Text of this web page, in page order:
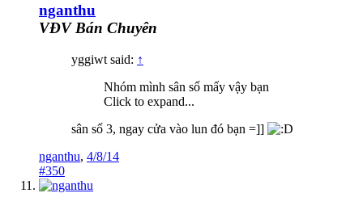
nganthu
VĐV Bán Chuyên
yggiwt said: ↑
Nhóm mình sân số mấy vậy bạn
Click to expand...
sân số 3, ngay cửa vào lun đó bạn =]]
nganthu, 4/8/14
#350